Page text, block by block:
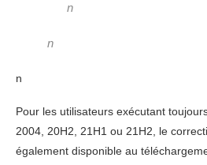
n
n
n
Pour les utilisateurs exécutant
2004, 20H2, 21H1 ou 21H2, le
également disponible au